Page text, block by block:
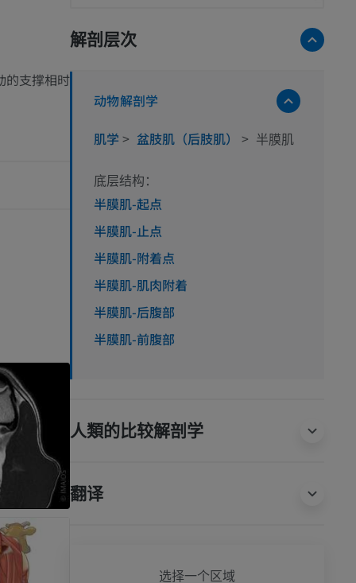
的支撑相时
解剖层次
动物解剖学
肌学 > 盆肢肌（后肢肌） > 半膜肌
底层结构：
半膜肌-起点
半膜肌-止点
半膜肌-附着点
半膜肌-肌肉附着
半膜肌-后腹部
半膜肌-前腹部
人類的比较解剖学
翻译
选择一个区域